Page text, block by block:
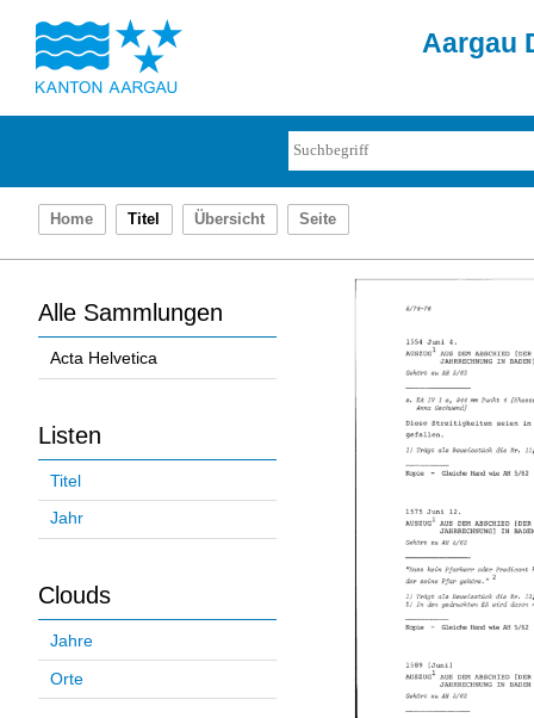
Aargau
Home Titel Übersicht Seite
Alle Sammlungen
Acta Helvetica
Listen
Titel
Jahr
Clouds
Jahre
Orte